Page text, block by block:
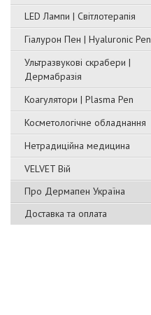
LED Лампи | Світлотерапія
Гіалурон Пен | Hyaluronic Pen
Ультразвукові скрабери |
Дермабразія
Коагулятори | Plasma Pen
Косметологічне обладнання
Нетрадиційна медицина
VELVET Вій
Про Дермапен Україна
Доставка та оплата